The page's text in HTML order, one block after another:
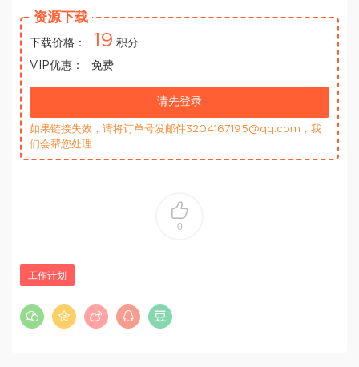
资源下载
下载价格： 19 积分
VIP优惠：
免费
请先登录
如果链接失效，请将订单号发邮件3204167195@qq.com，我
们会帮您处理
0
工作计划